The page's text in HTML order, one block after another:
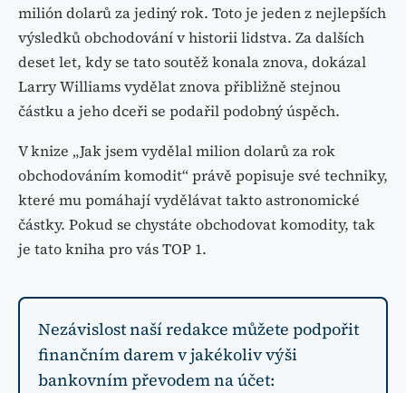
milión dolarů za jediný rok. Toto je jeden z nejlepších
výsledků obchodování v historii lidstva. Za dalších
deset let, kdy se tato soutěž konala znova, dokázal
Larry Williams vydělat znova přibližně stejnou
částku a jeho dceři se podařil podobný úspěch.
V knize „Jak jsem vydělal milion dolarů za rok
obchodováním komodit“ právě popisuje své techniky,
které mu pomáhají vydělávat takto astronomické
částky. Pokud se chystáte obchodovat komodity, tak
je tato kniha pro vás TOP 1.
Nezávislost naší redakce můžete podpořit
finančním darem v jakékoliv výši
bankovním převodem na účet: